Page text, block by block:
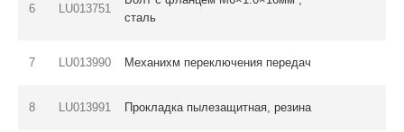
6 LU013751
сталь
7 LU013990 Механихм переключения передач
8 LU013991 Прокладка пылезащитная, резина